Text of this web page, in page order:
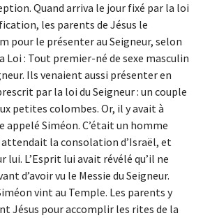
Quand arriva le jour fixé par la loi
les parents de Jésus le
pour le présenter au Seigneur, selon
Loi : Tout premier-né de sexe masculin
Ils venaient aussi présenter en
par la loi du Seigneur : un couple
petites colombes. Or, il y avait à
appelé Siméon. C’était un homme
la consolation d’Israël, et
lui. L’Esprit lui avait révélé qu’il ne
d’avoir vu le Messie du Seigneur.
vint au Temple. Les parents y
Jésus pour accomplir les rites de la